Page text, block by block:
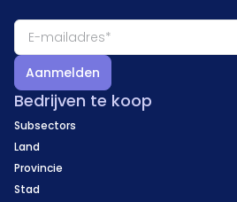
Aanmelden
Bedrijven te koop
Subsectors
Land
Provincie
Stad